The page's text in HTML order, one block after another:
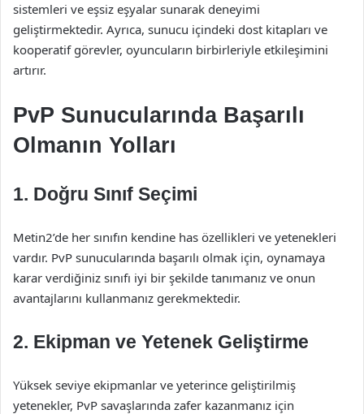
sistemleri ve eşsiz eşyalar sunarak deneyimi
geliştirmektedir. Ayrıca, sunucu içindeki dost kitapları ve
kooperatif görevler, oyuncuların birbirleriyle etkileşimini
artırır.
PvP Sunucularında Başarılı
Olmanın Yolları
1. Doğru Sınıf Seçimi
Metin2’de her sınıfın kendine has özellikleri ve yetenekleri
vardır. PvP sunucularında başarılı olmak için, oynamaya
karar verdiğiniz sınıfı iyi bir şekilde tanımanız ve onun
avantajlarını kullanmanız gerekmektedir.
2. Ekipman ve Yetenek Geliştirme
Yüksek seviye ekipmanlar ve yeterince geliştirilmiş
yetenekler, PvP savaşlarında zafer kazanmanız için